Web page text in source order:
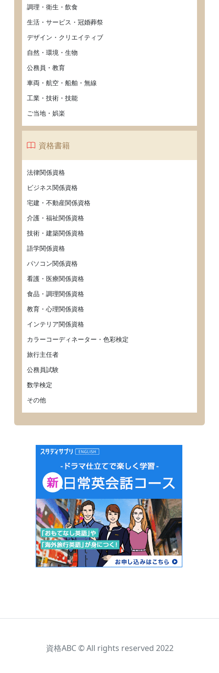
調理・衛生・飲食
生活・サービス・冠婚葬祭
デザイン・クリエイティブ
自然・環境・生物
公務員・教育
車両・航空・船舶・無線
工業・技術・技能
ご当地・娯楽
資格書籍
法律関係資格
ビジネス関係資格
宅建・不動産関係資格
介護・福祉関係資格
技術・建築関係資格
語学関係資格
パソコン関係資格
看護・医療関係資格
食品・調理関係資格
教育・心理関係資格
インテリア関係資格
カラーコーディネーター・色彩検定
旅行主任者
公務員試験
数学検定
その他
資格ABC © All rights reserved 2022